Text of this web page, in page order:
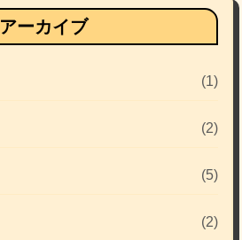
アーカイブ
(1)
(2)
(5)
(2)